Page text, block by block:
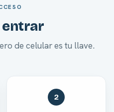
entrar
de celular es tu llave.
2